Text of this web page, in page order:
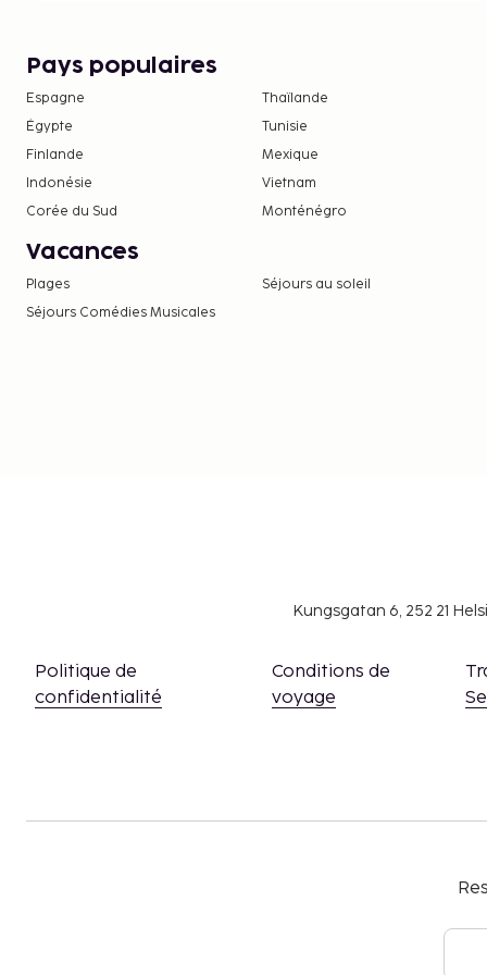
Pays populaires
Espagne Thaïlande
Égypte
Tunisie
Finlande
Mexique
Indonésie
Vietnam
Corée du Sud
Monténégro
Vacances
Plages Séjours au soleil
Séjours Comédies Musicales
Kungsgatan 6, 252 21
Politique de
confidentialité
Conditions de
voyage